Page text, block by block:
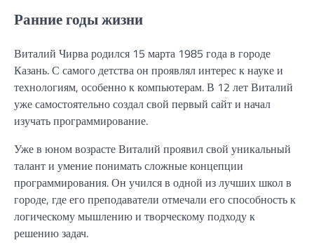
Ранние годы жизни
Виталий Чирва родился 15 марта 1985 года в городе
Казань. С самого детства он проявлял интерес к науке и
технологиям, особенно к компьютерам. В 12 лет Виталий
уже самостоятельно создал свой первый сайт и начал
изучать программирование.
Уже в юном возрасте Виталий проявил свой уникальный
талант и умение понимать сложные концепции
программирования. Он учился в одной из лучших школ в
городе, где его преподаватели отмечали его способность к
логическому мышлению и творческому подходу к
решению задач.